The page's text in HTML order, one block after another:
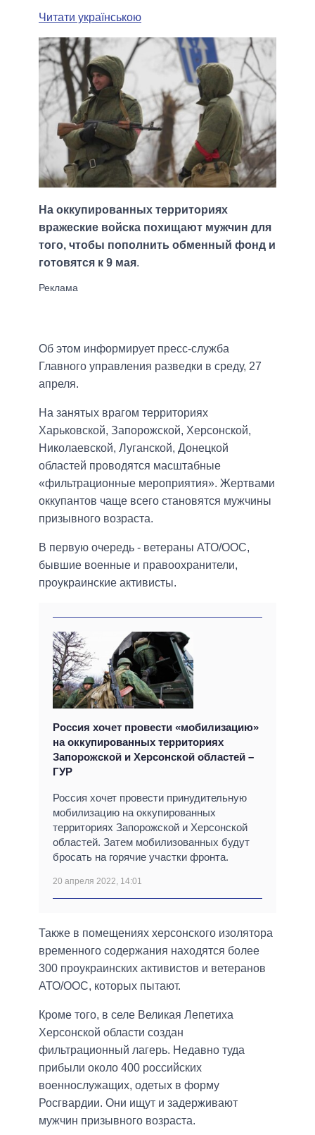
Читати українською
На оккупированных территориях
вражеские войска похищают мужчин для
того, чтобы пополнить обменный фонд и
готовятся к 9 мая.
Об этом информирует пресс-служба
Главного управления разведки в среду, 27
апреля.
На занятых врагом территориях
Харьковской, Запорожской, Херсонской,
Николаевской, Луганской, Донецкой
областей проводятся масштабные
«фильтрационные мероприятия». Жертвами
оккупантов чаще всего становятся мужчины
призывного возраста.
В первую очередь - ветераны АТО/ООС,
бывшие военные и правоохранители,
проукраинские активисты.
Россия хочет провести «мобилизацию»
на оккупированных территориях
Запорожской и Херсонской областей –
ГУР
Россия хочет провести принудительную
мобилизацию на оккупированных
территориях Запорожской и Херсонской
областей. Затем мобилизованных будут
бросать на горячие участки фронта.
20 апреля 2022, 14:01
Также в помещениях херсонского изолятора
временного содержания находятся более
300 проукраинских активистов и ветеранов
АТО/ООС, которых пытают.
Кроме того, в селе Великая Лепетиха
Херсонской области создан
фильтрационный лагерь. Недавно туда
прибыли около 400 российских
военнослужащих, одетых в форму
Росгвардии. Они ищут и задерживают
мужчин призывного возраста.